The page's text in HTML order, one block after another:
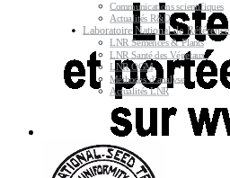
Communications scientifiques
Actualités R&D
Laboratoire National de Référence
LNR Semences & Plants
LNR Santé des Végétaux
LNR OGM
Méthodes d’analyse
Actualités LNR